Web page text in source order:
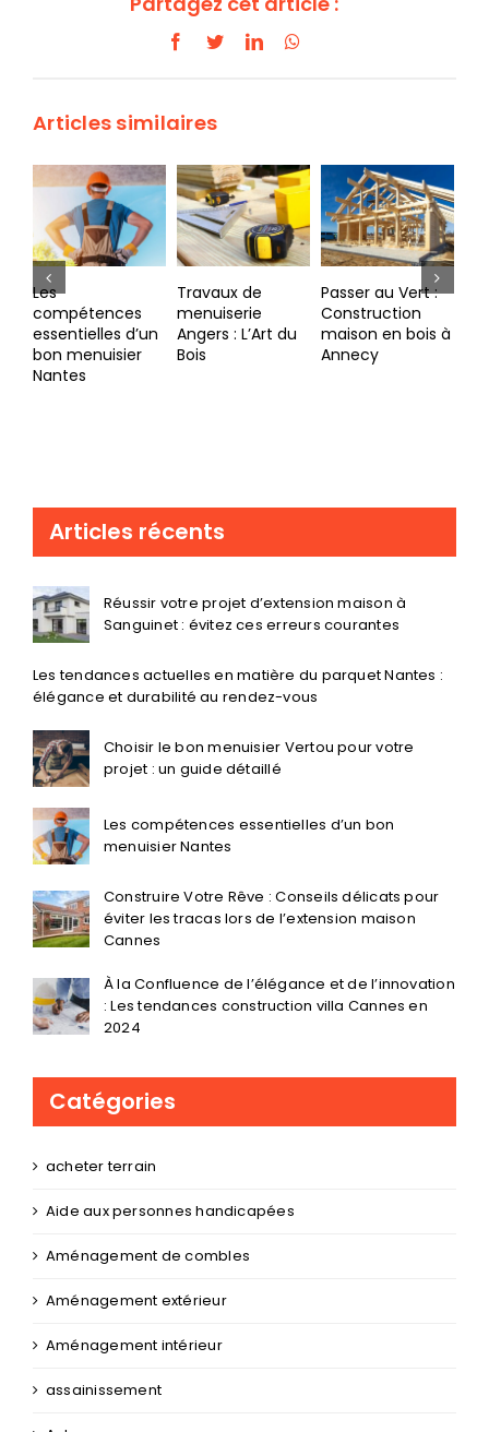
Facebook
TwitterLinkedIn
Articles similaires
Travaux de
menuiserie
Angers : L’Art du
Bois
Passer au Vert :
Construction
maison en bois à
Annecy
Exploration du
métier de
menuisier
Mézières-sur-
Articles récents
Réussir votre projet d’extension maison à
Sanguinet : évitez ces erreurs courantes
Les tendances actuelles en matière du parquet Nantes :
élégance et durabilité au rendez-vous
Choisir le bon menuisier Vertou pour votre
projet : un guide détaillé
Les compétences essentielles d’un bon
menuisier Nantes
Construire Votre Rêve : Conseils délicats pour
éviter les tracas lors de l’extension maison
Cannes
: Les tendances construction villa Cannes en
2024
acheter terrain
Aide aux personnes handicapées
Aménagement de combles
Aménagement extérieur
Aménagement intérieur